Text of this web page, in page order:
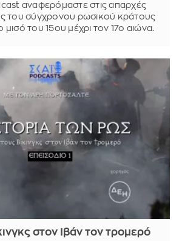
αναφερόμαστε στις απαρχές
του σύγχρονου ρωσικού κράτους
του 15ου μέχρι τον 17ο αιώνα.
στον Ιβάν τον τρομερό